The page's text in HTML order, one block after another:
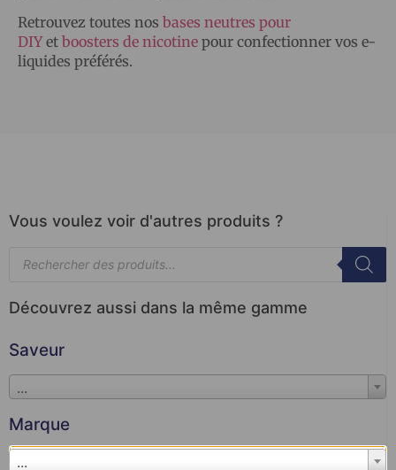
Retrouvez toutes nos bases neutres pour
DIYet boosters de nicotine pour confectionner vos e-
liquides préférés.
Vous voulez voir d'autres produits ?
Découvrez aussi dans la même gamme
Saveur
...
Marque
...